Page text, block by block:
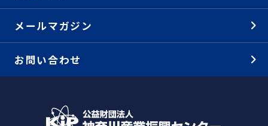
メールマガジン
お問い合わせ